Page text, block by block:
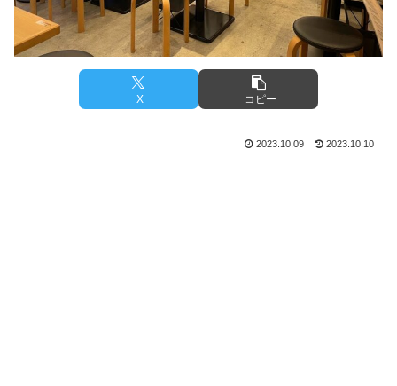
X コピー
2023.10.09 2023.10.10